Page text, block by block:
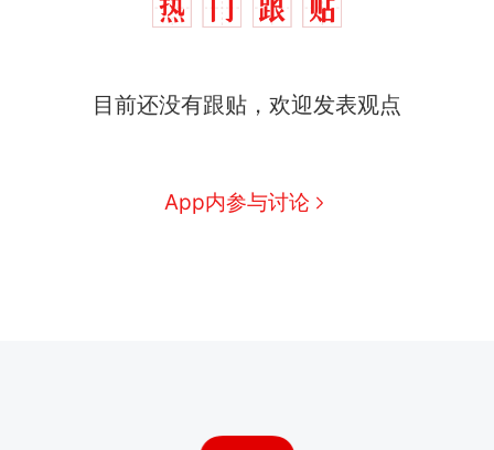
目前还没有跟贴，欢迎发表观点
App内参与讨论